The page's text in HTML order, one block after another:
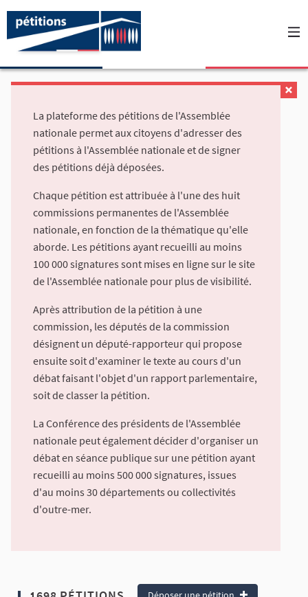
La plateforme des pétitions de l'Assemblée
nationale permet aux citoyens d'adresser des
pétitions à l'Assemblée nationale et de signer
des pétitions déjà déposées.
Chaque pétition est attribuée à l'une des huit
commissions permanentes de l'Assemblée
nationale, en fonction de la thématique qu'elle
aborde. Les pétitions ayant recueilli au moins
100 000 signatures sont mises en ligne sur le site
de l'Assemblée nationale pour plus de visibilité.
Après attribution de la pétition à une
commission, les députés de la commission
désignent un député-rapporteur qui propose
ensuite soit d'examiner le texte au cours d'un
débat faisant l'objet d'un rapport parlementaire,
soit de classer la pétition.
La Conférence des présidents de l'Assemblée
nationale peut également décider d'organiser un
débat en séance publique sur une pétition ayant
recueilli au moins 500 000 signatures, issues
d'au moins 30 départements ou collectivités
d'outre-mer.